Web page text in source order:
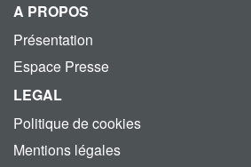
A PROPOS
Présentation
Espace Presse
LEGAL
Politique de cookies
Mentions légales